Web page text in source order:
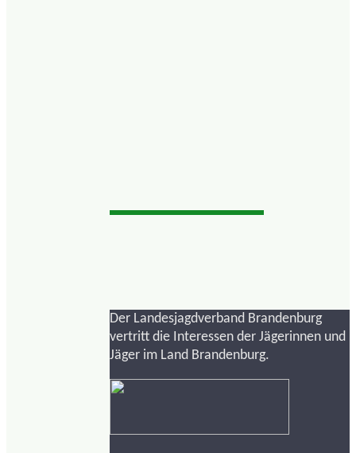
Der Landesjagdverband Brandenburg
vertritt die Interessen der Jägerinnen und
Jäger im Land Brandenburg.